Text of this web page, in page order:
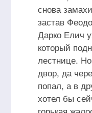
снова
застав
Дарко Елич
который
лестнице.
двор, да
попал, а в
хотел бы